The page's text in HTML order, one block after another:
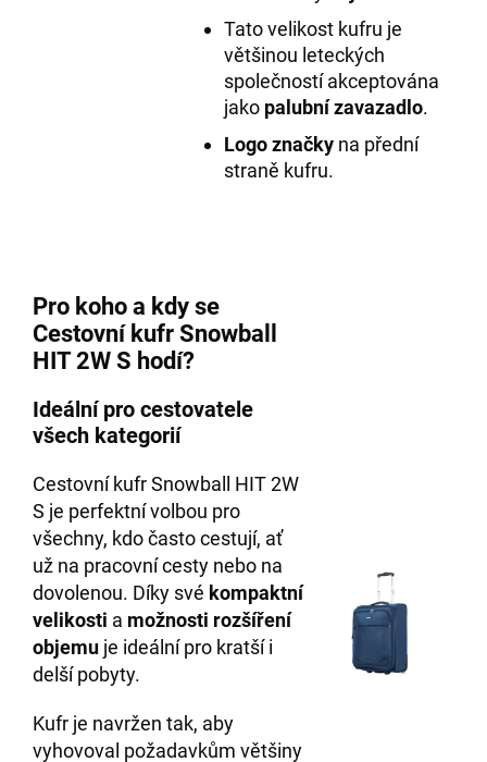
Tato velikost kufru je
většinou leteckých
společností akceptována
jako palubní zavazadlo.
Logo značkyna přední
straně kufru.
Pro koho a kdy se
Cestovní kufr Snowball
HIT 2W S hodí?
Ideální pro cestovatele
všech kategorií
Cestovní kufr Snowball HIT 2W
S je perfektní volbou pro
všechny, kdo často cestují, ať
už na pracovní cesty nebo na
dovolenou. Díky své kompaktní
velikosti a možnosti rozšíření
objemu je ideální pro kratší i
delší pobyty.
Kufr je navržen tak, aby
vyhovoval požadavkům většiny